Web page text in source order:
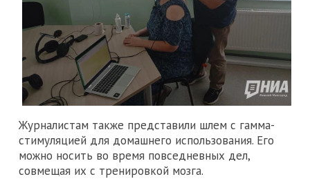
Журналистам также представили шлем с гамма-
стимуляцией для домашнего использования. Его
можно носить во время повседневных дел,
совмещая их с тренировкой мозга.